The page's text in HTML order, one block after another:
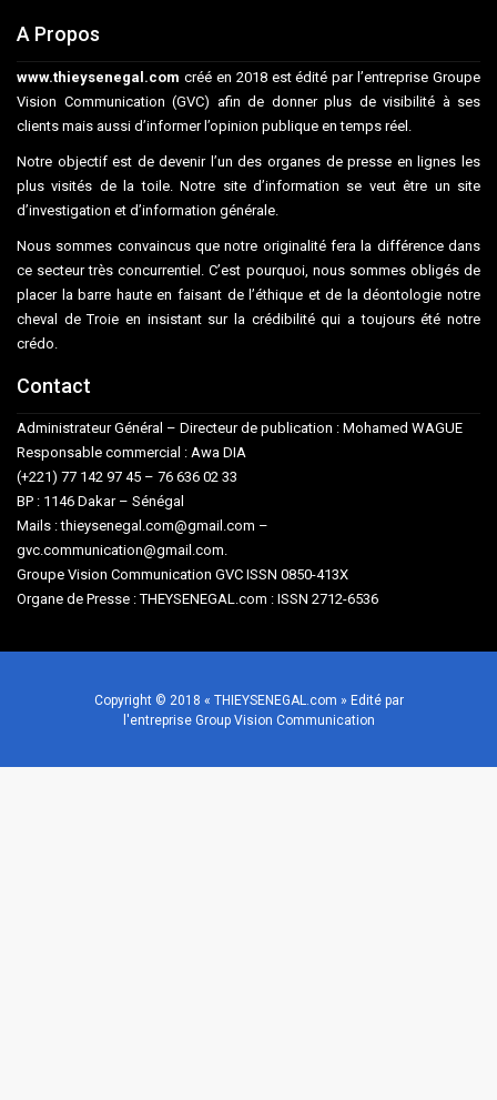
A Propos
www.thieysenegal.com créé en 2018 est édité par l’entreprise Groupe
Vision Communication (GVC) afin de donner plus de visibilité à ses
clients mais aussi d’informer l’opinion publique en temps réel.
Notre objectif est de devenir l’un des organes de presse en lignes les
plus visités de la toile. Notre site d’information se veut être un site
d’investigation et d’information générale.
Nous sommes convaincus que notre originalité fera la différence dans
ce secteur très concurrentiel. C’est pourquoi, nous sommes obligés de
placer la barre haute en faisant de l’éthique et de la déontologie notre
cheval de Troie en insistant sur la crédibilité qui a toujours été notre
crédo.
Contact
Administrateur Général – Directeur de publication : Mohamed WAGUE
Responsable commercial : Awa DIA
(+221) 77 142 97 45 – 76 636 02 33
BP : 1146 Dakar – Sénégal
Mails : thieysenegal.com@gmail.com –
gvc.communication@gmail.com.
Groupe Vision Communication GVC ISSN 0850-413X
Organe de Presse : THEYSENEGAL.com : ISSN 2712-6536
Copyright © 2018 « THIEYSENEGAL.com » Edité par
l'entreprise Group Vision Communication